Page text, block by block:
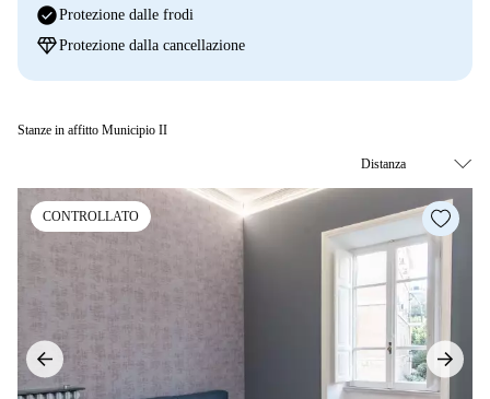
check_circleProtezione dalle frodi
diamondProtezione dalla cancellazione
Stanze in affitto Municipio II
CONTROLLATO